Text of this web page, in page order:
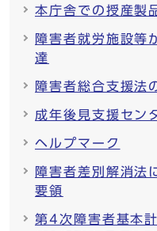
本庁舎での授産製
障害者就労施設等
達
障害者総合支援法
成年後見支援セン
ヘルプマーク
障害者差別解消法
要領
第4次障害者基本